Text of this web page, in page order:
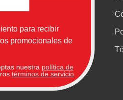
para recibir
promocionales de
nuestra política de
términos de servicio.